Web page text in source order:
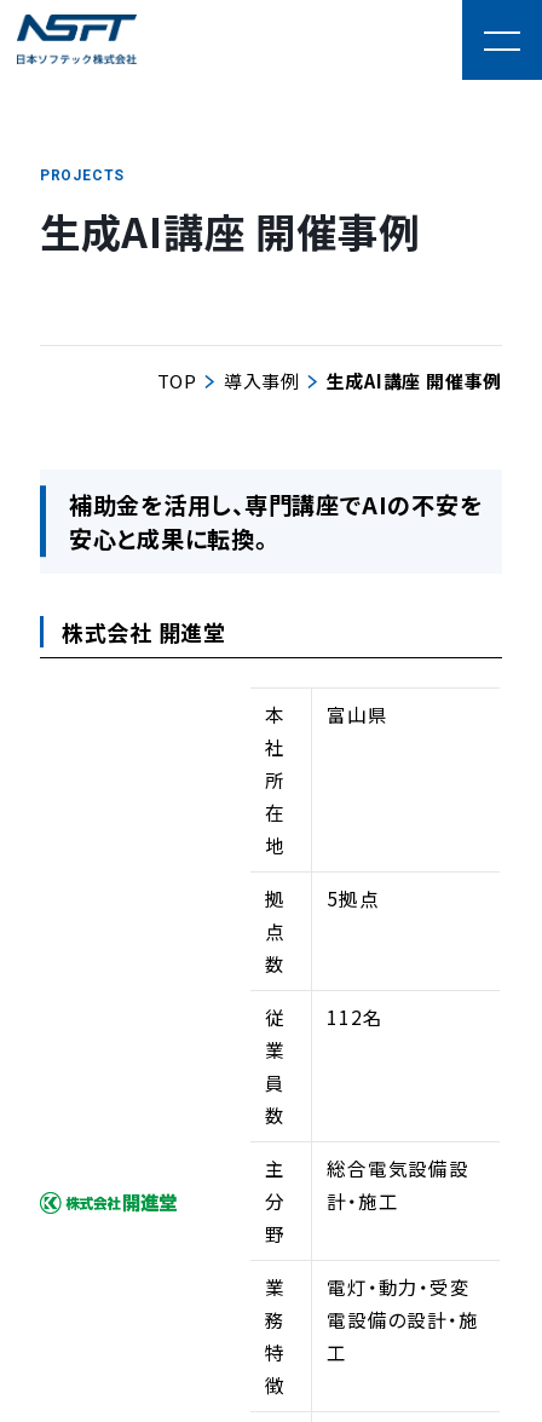
PROJECTS
生成AI講座 開催事例
TOP 導入事例 生成AI講座 開催事例
補助金を活用し、専門講座でAIの不安を
安心と成果に転換。
株式会社 開進堂
本
社
所
在
地
富山県
拠
点
数
5拠点
従
業
員
数
112名
主
分
野
総合電気設備設
計・施工
業
務
特
徴
電灯・動力・受変
電設備の設計・施
工